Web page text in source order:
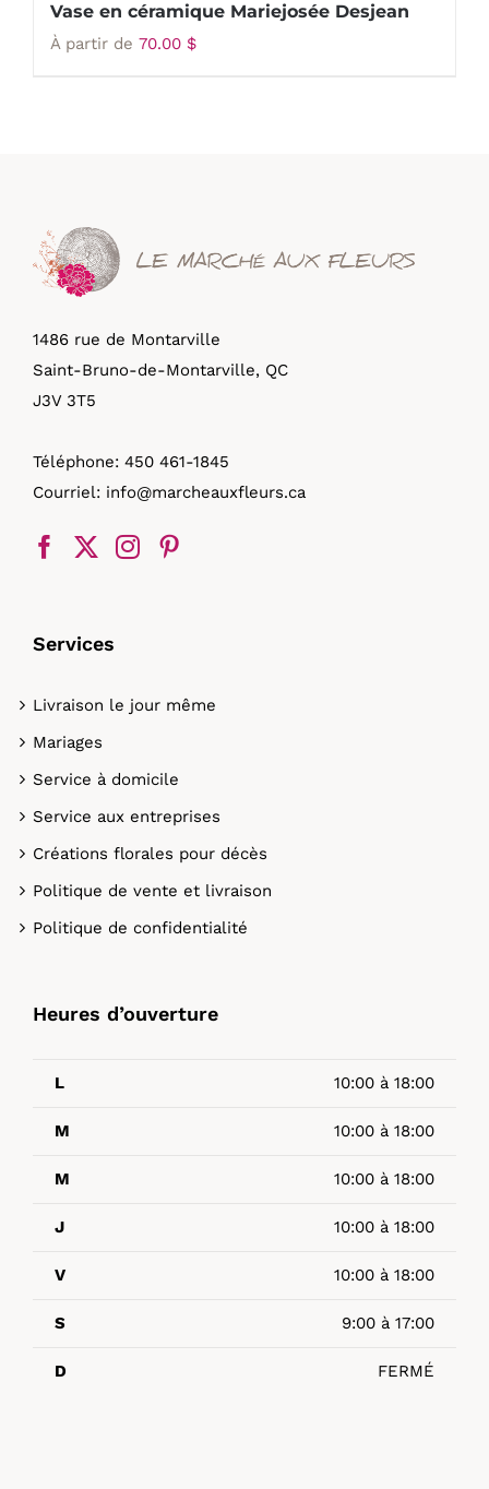
Vase en céramique Mariejosée Desjean
À partir de 70.00 $
1486 rue de Montarville
Saint-Bruno-de-Montarville, QC
J3V 3T5
Téléphone: 450 461-1845
Courriel: info@marcheauxfleurs.ca
Services
Livraison le jour même
Mariages
Service à domicile
Service aux entreprises
Créations florales pour décès
Politique de vente et livraison
Politique de confidentialité
Heures d’ouverture
L 10:00 à 18:00
M 10:00 à 18:00
M 10:00 à 18:00
J 10:00 à 18:00
V 10:00 à 18:00
S 9:00 à 17:00
D FERMÉ